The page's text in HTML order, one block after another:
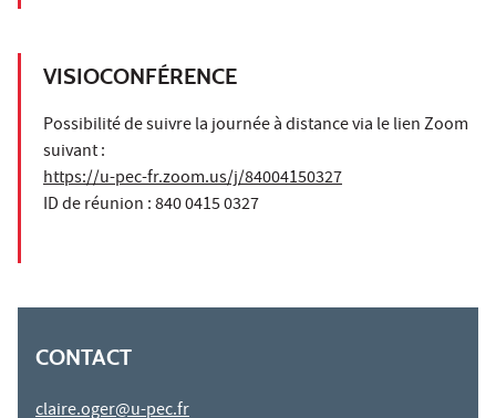
VISIOCONFÉRENCE
Possibilité de suivre la journée à distance via le lien Zoom
suivant :
https://u-pec-fr.zoom.us/j/84004150327
ID de réunion : 840 0415 0327
CONTACT
claire.oger@u-pec.fr